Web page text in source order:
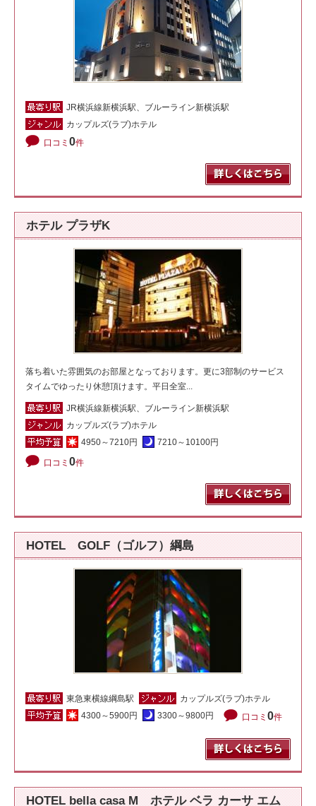
JR横浜線新横浜駅、ブルーライン新横浜駅
カップルズ(ラブ)ホテル
口コミ 0件
ホテル プラザK
落ち着いた雰囲気のお部屋となっております。更に3部制のサービス
タイムでゆったり休憩頂けます。平日全室...
JR横浜線新横浜駅、ブルーライン新横浜駅
カップルズ(ラブ)ホテル
4950～7210円
7210～10100円
口コミ 0件
HOTEL GOLF（ゴルフ）綱島
東急東横線綱島駅
カップルズ(ラブ)ホテル
4300～5900円
3300～9800円 口コミ 0件
HOTEL bella casa M ホテル ベラ カーサ エム